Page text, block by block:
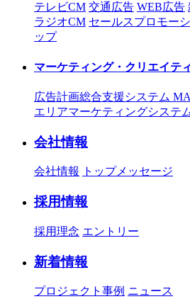
テレビCM 交通広告 WEB広告
ラジオCM セールスプロモー
ップ
マーケティング・クリエイテ
広告計画総合支援システム
エリアマーケティングシステ
会社情報
会社情報 トップメッセージ
採用情報
採用理念 エントリー
新着情報
プロジェクト事例 ニュース